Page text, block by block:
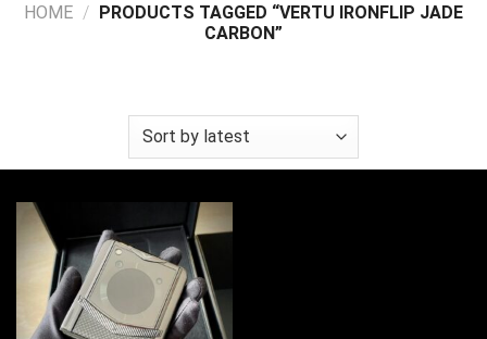
HOME / PRODUCTS TAGGED “VERTU IRONFLIP JADE
CARBON”